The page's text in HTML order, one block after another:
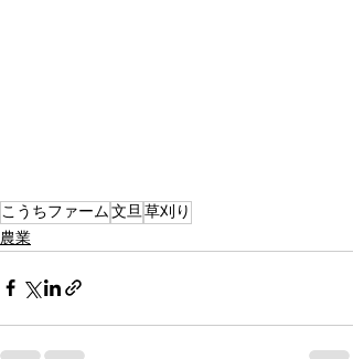
こうちファーム文旦草刈り
農業